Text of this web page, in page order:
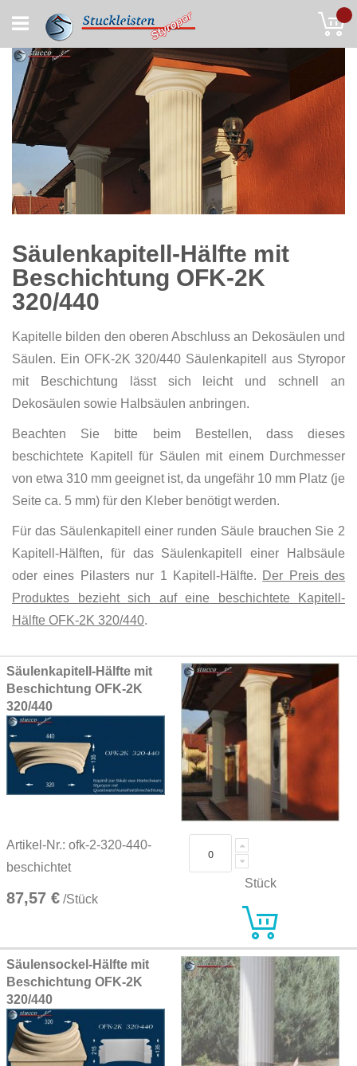
to
Content
Säulenkapitell-Hälfte mit
Beschichtung OFK-2K
320/440
Kapitelle bilden den oberen Abschluss an Dekosäulen und
Säulen. Ein OFK-2K 320/440 Säulenkapitell aus Styropor
mit Beschichtung lässt sich leicht und schnell an
Dekosäulen sowie Halbsäulen anbringen.
Beachten Sie bitte beim Bestellen, dass dieses
beschichtete Kapitell für Säulen mit einem Durchmesser
von etwa 310 mm geeignet ist, da ungefähr 10 mm Platz (je
Seite ca. 5 mm) für den Kleber benötigt werden.
Für das Säulenkapitell einer runden Säule brauchen Sie 2
Kapitell-Hälften, für das Säulenkapitell einer Halbsäule
oder eines Pilasters nur 1 Kapitell-Hälfte. Der Preis des
Produktes bezieht sich auf eine beschichtete Kapitell-
Hälfte OFK-2K 320/440.
Grouped
product
items
Säulenkapitell-Hälfte mit
Beschichtung OFK-2K
320/440
Artikel-Nr.: ofk-2-320-440-
beschichtet
87,57 € /Stück
Stück
Säulensockel-Hälfte mit
Beschichtung OFK-2K
320/440